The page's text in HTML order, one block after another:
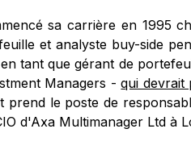
sa carrière en 1995
et analyste buy-side
tant que gérant de
Managers -qui devrait
le poste de
d'Axa Multimanager Ltd à